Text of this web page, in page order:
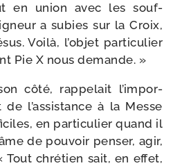
en union avec les souf­
a subies sur la Croix,
Voilà, l’ob­jet par­ti­cu­lier
Pie X nous demande. »
côté, rap­pe­lait l’im­por­
l’as­sis­tance à la Messe
en par­ti­cu­lier quand il
de pou­voir pen­ser, agir,
Tout chré­tien sait, en effet,